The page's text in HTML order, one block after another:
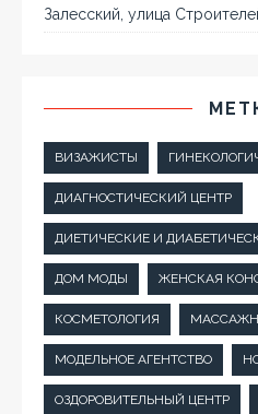
Залесский, улица
ВИЗАЖИСТЫ
ДИАГНОСТИЧЕСКИЙ ЦЕНТР
ДИЕТИЧЕСКИЕ И
ДОМ МОДЫ ЖЕНСКАЯ
КОСМЕТОЛОГИЯ
МОДЕЛЬНОЕ АГЕНТСТВО
ОЗДОРОВИТЕЛЬНЫЙ ЦЕНТР